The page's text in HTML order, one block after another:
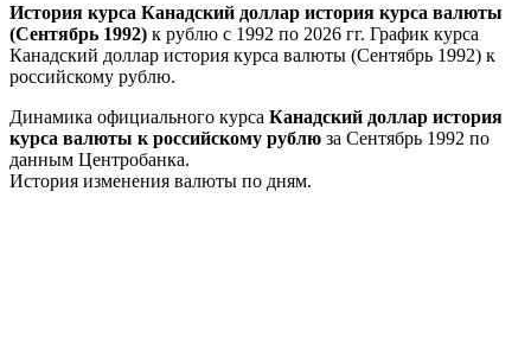
История курса Канадский доллар история курса валюты
(Сентябрь 1992) к рублю с 1992 по 2026 гг. График курса
Канадский доллар история курса валюты (Сентябрь 1992) к
российскому рублю.
Динамика официального курса Канадский доллар история
курса валюты к российскому рублю за Сентябрь 1992 по
данным Центробанка.
История изменения валюты по дням.